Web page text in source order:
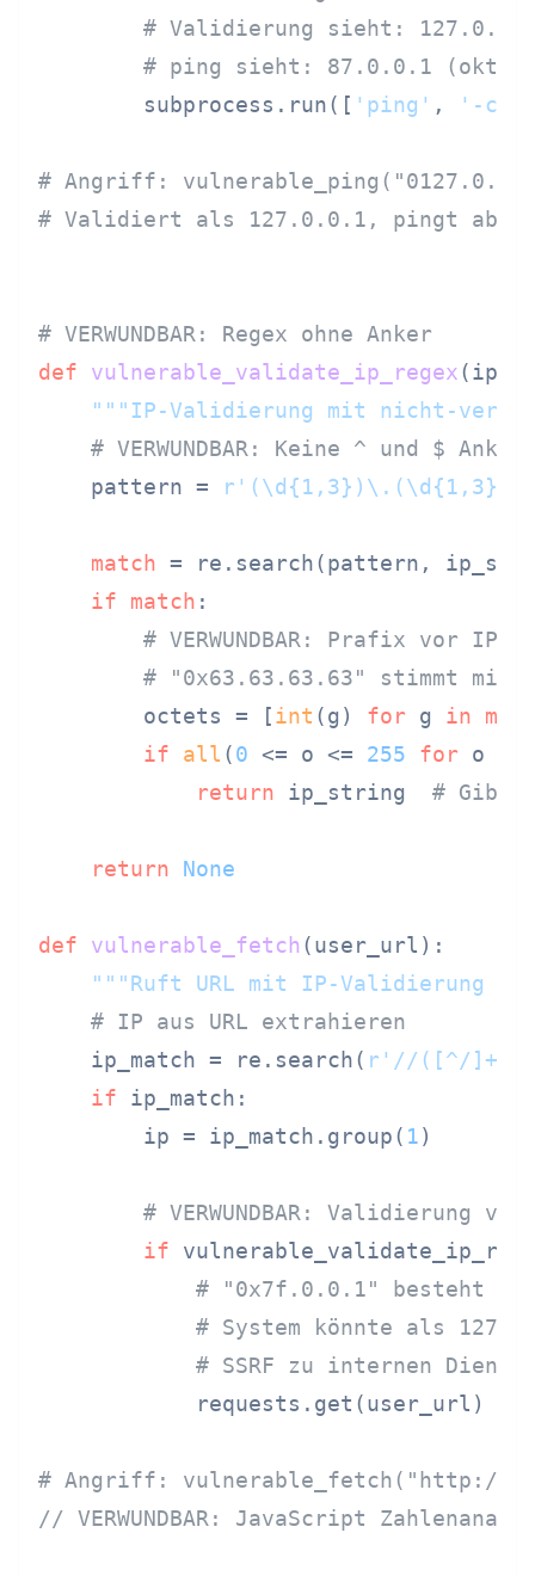
# Validierung sieht:
# ping sieht: 87.0.0.1
        subprocess.run([
'ping' , '-c'
# Angriff:
# Validiert als 127.0.0.1, pingt aber
# VERWUNDBAR: Regex ohne Anker
def
vulnerable_validate_ip_regex(
"""IP-Validierung mit nicht-
# VERWUNDBAR: Keine ^ und $ Anker
    pattern =
match = re.search(pattern,
if
match :
# VERWUNDBAR: Prafix vor
# "0x63.63.63.63" stimmt mit
        octets = [
int (g) for g in
if
all (0 <= o <= 255 for o
return ip_string # Gibt
return None
def vulnerable_fetch (user_url ):
"""Ruft URL mit IP-Validierung
# IP aus URL extrahieren
    ip_match = re.search(
r'//([^/]+)'
if ip_match:
        ip = ip_match.group(
1)
# VERWUNDBAR: Validierung
if
# "0x7f.0.0.1" besteht
# System könnte als
# SSRF zu internen
            requests.get(user_url)
# Angriff: vulnerable_fetch("http://
// VERWUNDBAR: JavaScript